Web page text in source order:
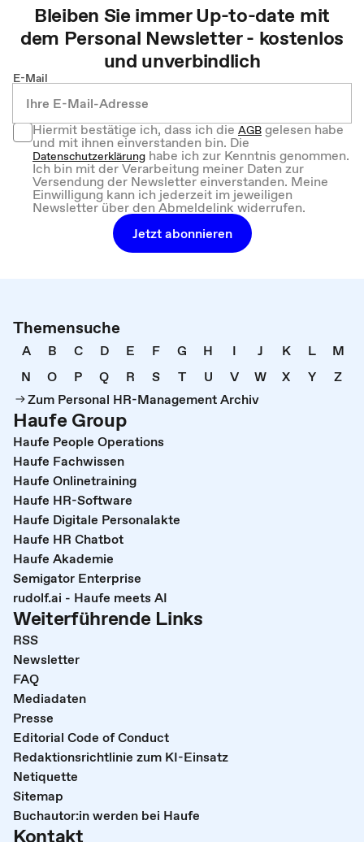
Bleiben Sie immer Up-to-date mit
dem Personal Newsletter - kostenlos
und unverbindlich
E-Mail
Hiermit bestätige ich, dass ich dieAGBgelesen habe
und mit ihnen einverstanden bin. Die
Datenschutzerklärung habe ich zur Kenntnis genommen.
Ich bin mit der Verarbeitung meiner Daten zur
Versendung der Newsletter einverstanden. Meine
Einwilligung kann ich jederzeit im jeweiligen
Newsletter über den Abmeldelink widerrufen.
Jetzt abonnieren
Themensuche
A B C D E F G H I J K L
M
N
O P Q R S T U V W X Y
Z
Zum Personal HR-Management Archiv
Haufe Group
Haufe People Operations
Haufe Fachwissen
Haufe Onlinetraining
Haufe HR-Software
Haufe Digitale Personalakte
Haufe HR Chatbot
Haufe Akademie
Semigator Enterprise
rudolf.ai - Haufe meets AI
Weiterführende Links
RSS
Newsletter
FAQ
Mediadaten
Presse
Editorial Code of Conduct
Redaktionsrichtlinie zum KI-Einsatz
Netiquette
Sitemap
Buchautor:in werden bei Haufe
Kontakt